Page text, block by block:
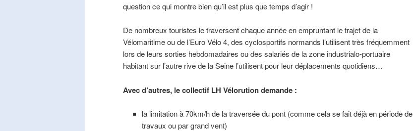
question ce qui montre bien qu’il est plus que temps d’agir !
De nombreux touristes le traversent chaque année en empruntant le trajet de la
Vélomaritime ou de l’Euro Vélo 4, des cyclosportifs normands l’utilisent très fréquemment
lors de leurs sorties hebdomadaires ou des salariés de la zone industrialo-portuaire
habitant sur l’autre rive de la Seine l’utilisent pour leur déplacements quotidiens…
Avec d’autres, le collectif LH Vélorution demande :
la limitation à 70km/h de la traversée du pont (comme cela se fait déjà en période de
travaux ou par grand vent)